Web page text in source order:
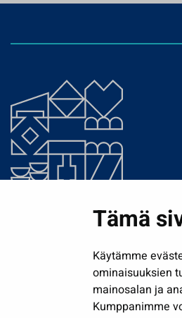
Tämä
Käytämme
ominaisuuksien
mainosalan ja
Kumppanimme